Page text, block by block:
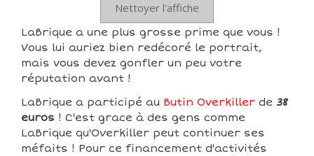
Nettoyer l'affiche
LaBrique a une plus grosse prime que vous !
Vous lui auriez bien redécoré le portrait,
mais vous devez gonfler un peu votre
réputation avant !
LaBrique a participé au Butin Overkiller de 38
euros ! C'est grace à des gens comme
LaBrique qu'Overkiller peut continuer ses
méfaits ! Pour ce financement d'activités